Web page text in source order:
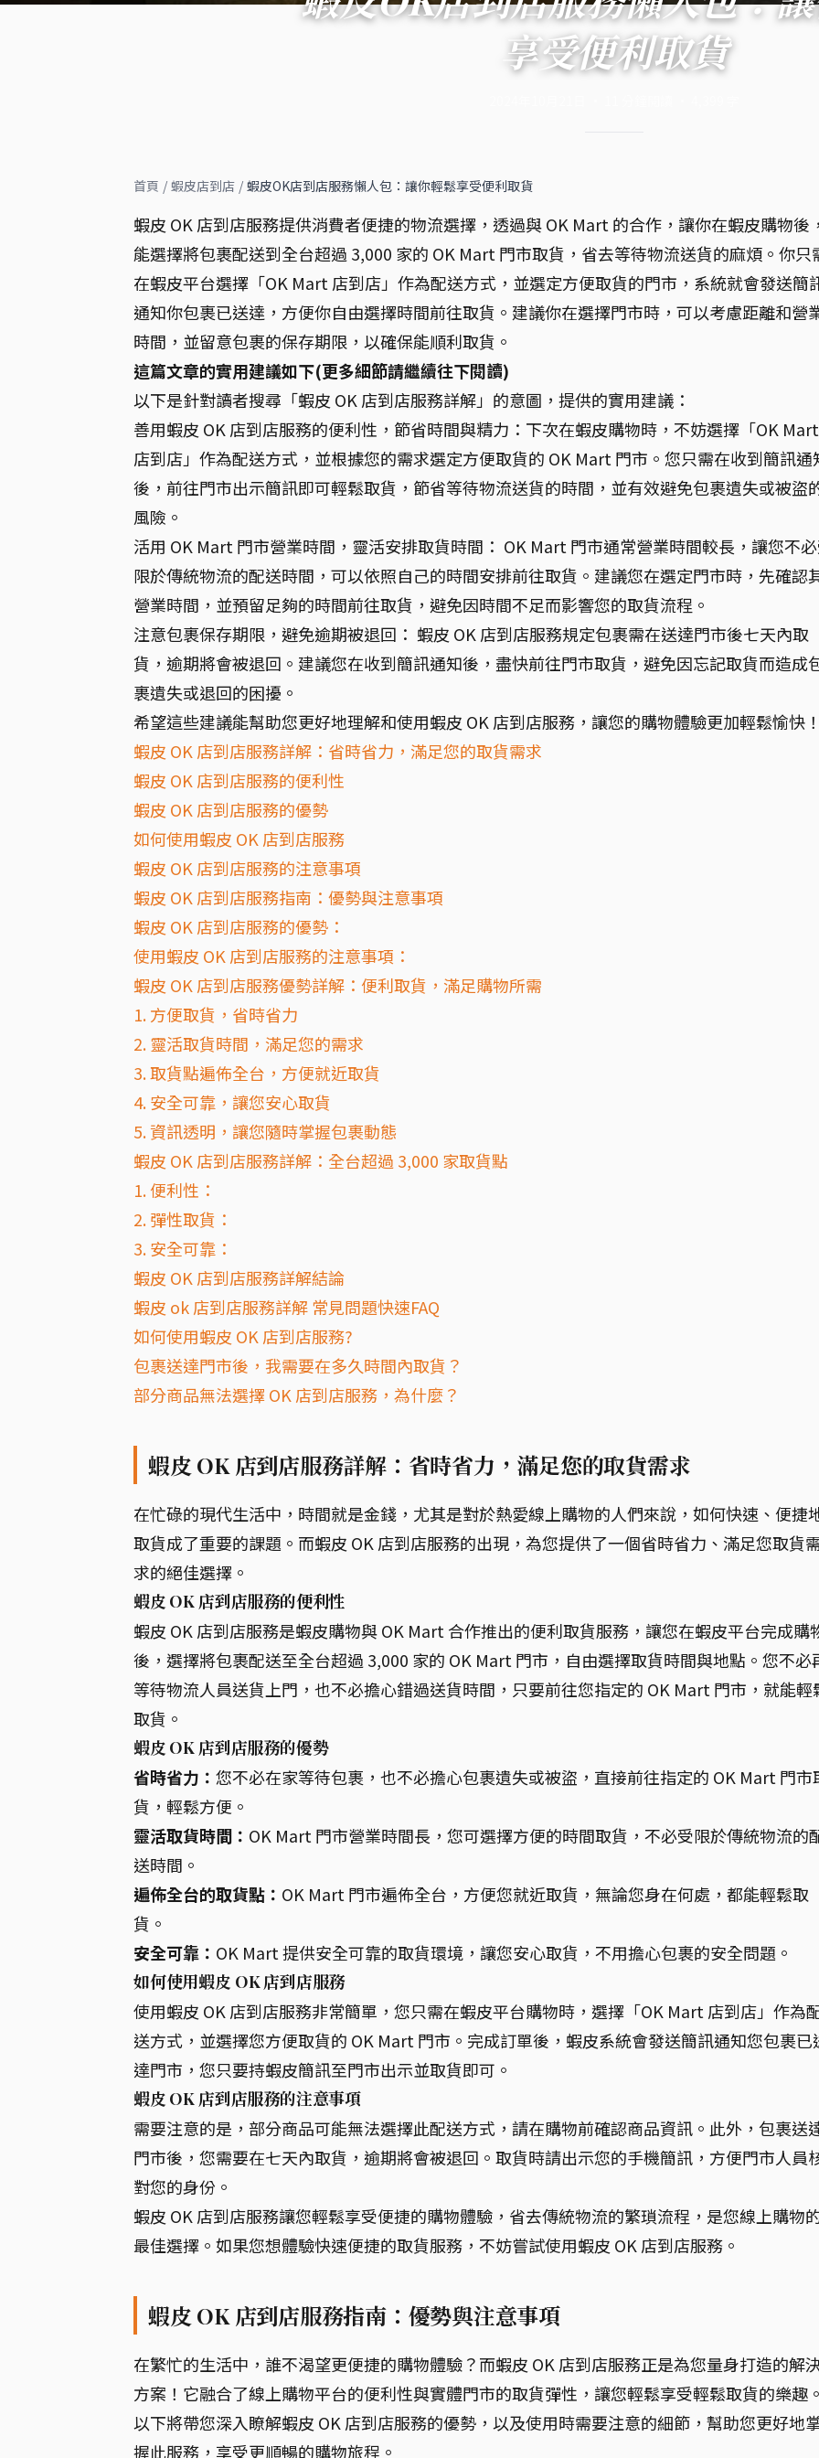
享受便利取貨
首頁 / 蝦皮店到店 / 蝦皮OK店到店服務懶人包：讓你輕鬆享受便利取貨
蝦皮 OK 店到店服務提供消費者便捷的物流選擇，透過與 OK Mart 的合作，讓你在蝦皮購物後，
能選擇將包裹配送到全台超過 3,000 家的 OK Mart 門市取貨，省去等待物流送貨的麻煩。你只
在蝦皮平台選擇「OK Mart 店到店」作為配送方式，並選定方便取貨的門市，系統就會發送簡
通知你包裹已送達，方便你自由選擇時間前往取貨。建議你在選擇門市時，可以考慮距離和營
時間，並留意包裹的保存期限，以確保能順利取貨。
這篇文章的實用建議如下(更多細節請繼續往下閱讀)
以下是針對讀者搜尋「蝦皮 OK 店到店服務詳解」的意圖，提供的實用建議：
善用蝦皮 OK 店到店服務的便利性，節省時間與精力：下次在蝦皮購物時，不妨選擇「OK Mart
店到店」作為配送方式，並根據您的需求選定方便取貨的 OK Mart 門市。您只需在收到簡訊通
後，前往門市出示簡訊即可輕鬆取貨，節省等待物流送貨的時間，並有效避免包裹遺失或被盜
風險。
活用 OK Mart 門市營業時間，靈活安排取貨時間： OK Mart 門市通常營業時間較長，讓您不
限於傳統物流的配送時間，可以依照自己的時間安排前往取貨。建議您在選定門市時，先確認
營業時間，並預留足夠的時間前往取貨，避免因時間不足而影響您的取貨流程。
注意包裹保存期限，避免逾期被退回： 蝦皮 OK 店到店服務規定包裹需在送達門市後七天內取
貨，逾期將會被退回。建議您在收到簡訊通知後，盡快前往門市取貨，避免因忘記取貨而造成
裹遺失或退回的困擾。
希望這些建議能幫助您更好地理解和使用蝦皮 OK 店到店服務，讓您的購物體驗更加輕鬆愉快！
蝦皮 OK 店到店服務詳解：省時省力，滿足您的取貨需求
蝦皮 OK 店到店服務的便利性
蝦皮 OK 店到店服務的優勢
如何使用蝦皮 OK 店到店服務
蝦皮 OK 店到店服務的注意事項
蝦皮 OK 店到店服務指南：優勢與注意事項
蝦皮 OK 店到店服務的優勢：
使用蝦皮 OK 店到店服務的注意事項：
蝦皮 OK 店到店服務優勢詳解：便利取貨，滿足購物所需
1. 方便取貨，省時省力
2. 靈活取貨時間，滿足您的需求
3. 取貨點遍佈全台，方便就近取貨
4. 安全可靠，讓您安心取貨
5. 資訊透明，讓您隨時掌握包裹動態
蝦皮 OK 店到店服務詳解：全台超過 3,000 家取貨點
1. 便利性：
2. 彈性取貨：
3. 安全可靠：
蝦皮 OK 店到店服務詳解結論
蝦皮 ok 店到店服務詳解 常見問題快速FAQ
如何使用蝦皮 OK 店到店服務?
包裹送達門市後，我需要在多久時間內取貨？
部分商品無法選擇 OK 店到店服務，為什麼？
蝦皮 OK 店到店服務詳解：省時省力，滿足您的取貨需求
在忙碌的現代生活中，時間就是金錢，尤其是對於熱愛線上購物的人們來說，如何快速、便捷
取貨成了重要的課題。而蝦皮 OK 店到店服務的出現，為您提供了一個省時省力、滿足您取貨
求的絕佳選擇。
蝦皮 OK 店到店服務的便利性
蝦皮 OK 店到店服務是蝦皮購物與 OK Mart 合作推出的便利取貨服務，讓您在蝦皮平台完成購
後，選擇將包裹配送至全台超過 3,000 家的 OK Mart 門市，自由選擇取貨時間與地點。您不必
等待物流人員送貨上門，也不必擔心錯過送貨時間，只要前往您指定的 OK Mart 門市，就能輕
取貨。
蝦皮 OK 店到店服務的優勢
省時省力： 您不必在家等待包裹，也不必擔心包裹遺失或被盜，直接前往指定的 OK Mart 門市
貨，輕鬆方便。
靈活取貨時間： OK Mart 門市營業時間長，您可選擇方便的時間取貨，不必受限於傳統物流的
送時間。
遍佈全台的取貨點： OK Mart 門市遍佈全台，方便您就近取貨，無論您身在何處，都能輕鬆取
貨。
安全可靠： OK Mart 提供安全可靠的取貨環境，讓您安心取貨，不用擔心包裹的安全問題。
如何使用蝦皮 OK 店到店服務
使用蝦皮 OK 店到店服務非常簡單，您只需在蝦皮平台購物時，選擇「OK Mart 店到店」作為
送方式，並選擇您方便取貨的 OK Mart 門市。完成訂單後，蝦皮系統會發送簡訊通知您包裹已
達門市，您只要持蝦皮簡訊至門市出示並取貨即可。
蝦皮 OK 店到店服務的注意事項
需要注意的是，部分商品可能無法選擇此配送方式，請在購物前確認商品資訊。此外，包裹送
門市後，您需要在七天內取貨，逾期將會被退回。取貨時請出示您的手機簡訊，方便門市人員
對您的身份。
蝦皮 OK 店到店服務讓您輕鬆享受便捷的購物體驗，省去傳統物流的繁瑣流程，是您線上購物
最佳選擇。如果您想體驗快速便捷的取貨服務，不妨嘗試使用蝦皮 OK 店到店服務。
蝦皮 OK 店到店服務指南：優勢與注意事項
在繁忙的生活中，誰不渴望更便捷的購物體驗？而蝦皮 OK 店到店服務正是為您量身打造的解
方案！它融合了線上購物平台的便利性與實體門市的取貨彈性，讓您輕鬆享受輕鬆取貨的樂趣。
以下將帶您深入瞭解蝦皮 OK 店到店服務的優勢，以及使用時需要注意的細節，幫助您更好地
握此服務，享受更順暢的購物旅程。